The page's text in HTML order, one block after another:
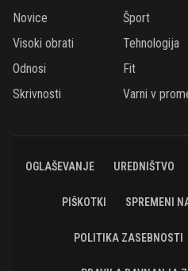
Novice Šport
Visoki obrati
Tehnologija
Odnosi
Fit
Skrivnosti
Varni v
OGLAŠEVANJE UREDNIŠTVO
PIŠKOTKI SPREMENI
POLITIKA ZASEBNOSTI